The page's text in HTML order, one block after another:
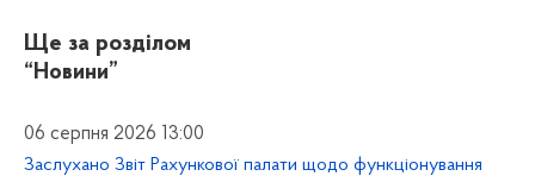
Ще за розділом
“Новини”
06 серпня 2026 13:00
Заслухано Звіт Рахункової палати щодо функціонування